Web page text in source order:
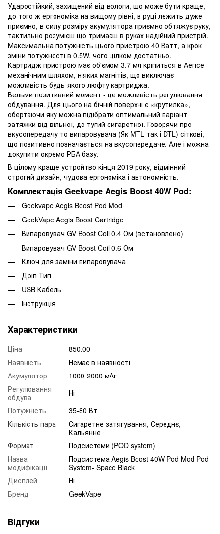
Ударостійкий, захищений від вологи, що може бути краще,
до того ж ергономіка на вищому рівні, в руці лежить дуже
приємно, в силу розміру акумулятора приємно обтяжує руку,
тактильно розумієш що тримаєш в руках надійний пристрій.
Максимальна потужність цього пристрою 40 Ватт, а крок
зміни потужності в 0.5W, чого цілком достатньо.
Картридж пристрою має об'ємом 3.7 мл кріпиться в Аегісе
механічним шляхом, ніяких магнітів, що виключає
можливість будь-якого люфту картриджа.
Вельми позитивний момент - це можливість регулювання
обдування. Для цього на бічній поверхні є «крутилка»,
обертаючи яку можна підібрати оптимальний варіант
затяжки від вільної, до тугий сигаретної. Говорячи про
вкусопередачу то випаровувача (Як MTL так і DTL) сіткові,
що позитивно позначається на вкусопередаче. Але і можна
докупити окремо РБА базу.
В цілому краще устройтво кінця 2019 року, відмінний
строгий дизайн, чудова ергономіка і автономність.
Комплектація Geekvape Aegis Boost 40W Pod:
Geekvape Aegis Boost Pod Mod
GeekVape Aegis Boost Cartridge
Випаровувач GV Boost Coil 0.4 Ом (встановлено)
Випаровувач GV Boost Coil 0.6 Ом
Ключ для заміни випаровувача
Дріп Тип
USB Кабель
Інструкція
Характеристики
Ціна
850.00
Наявність
Немає в наявності
Акумулятор
1000-2000 мАг
Регулювання
обдува
Ні
Потужність
35-80 Вт
Кількість пара
Сигаретне затягування, Середнє,
Кальянне
Формат
Подсистеми (POD system)
Назва
модифікації
Подсистема Aegis Boost 40W Pod Mod Pod
System- Space Black
Дисплей
Ні
Бренд
GeekVape
Відгуки